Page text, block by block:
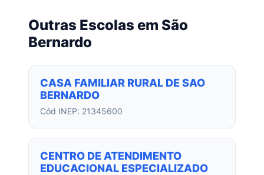
Outras Escolas em São
Bernardo
CASA FAMILIAR RURAL DE SAO
BERNARDO
Cód INEP: 21345600
CENTRO DE ATENDIMENTO
EDUCACIONAL ESPECIALIZADO